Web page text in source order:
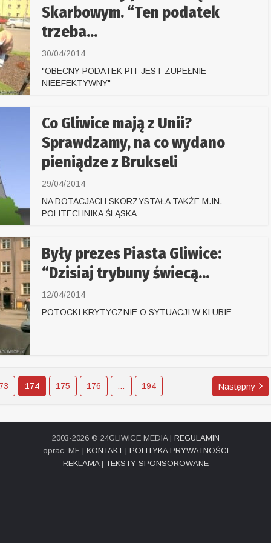
Skarbowym. “Ten podatek
trzeba...
30/04/2014
"OBECNY PODATEK PIT JEST ZUPEŁNIE
NIEEFEKTYWNY"
Co Gliwice mają z Unii?
Sprawdzamy, na co wydano
pieniądze z Brukseli
29/04/2014
NA DOTACJACH SKORZYSTAŁA TAKŻE M.IN.
POLITECHNIKA ŚLĄSKA
Były prezes Piasta Gliwice:
“Dzisiaj trybuny świecą...
12/04/2014
POTOCKI KRYTYCZNIE O SYTUACJI W KLUBIE
174 175 176 … 194 Następny
2003-2026 © 24GLIWICE MEDIA | REGULAMIN
oprac. MF | KONTAKT| POLITYKA PRYWATNOŚCI
REKLAMA| TEKSTY SPONSOROWANE